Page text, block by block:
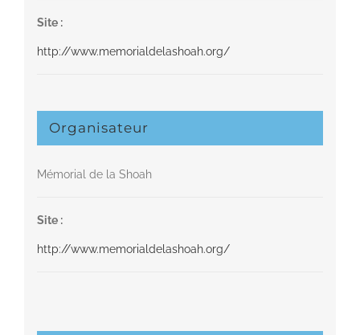
Site :
http://www.memorialdelashoah.org/
Organisateur
Mémorial de la Shoah
Site :
http://www.memorialdelashoah.org/